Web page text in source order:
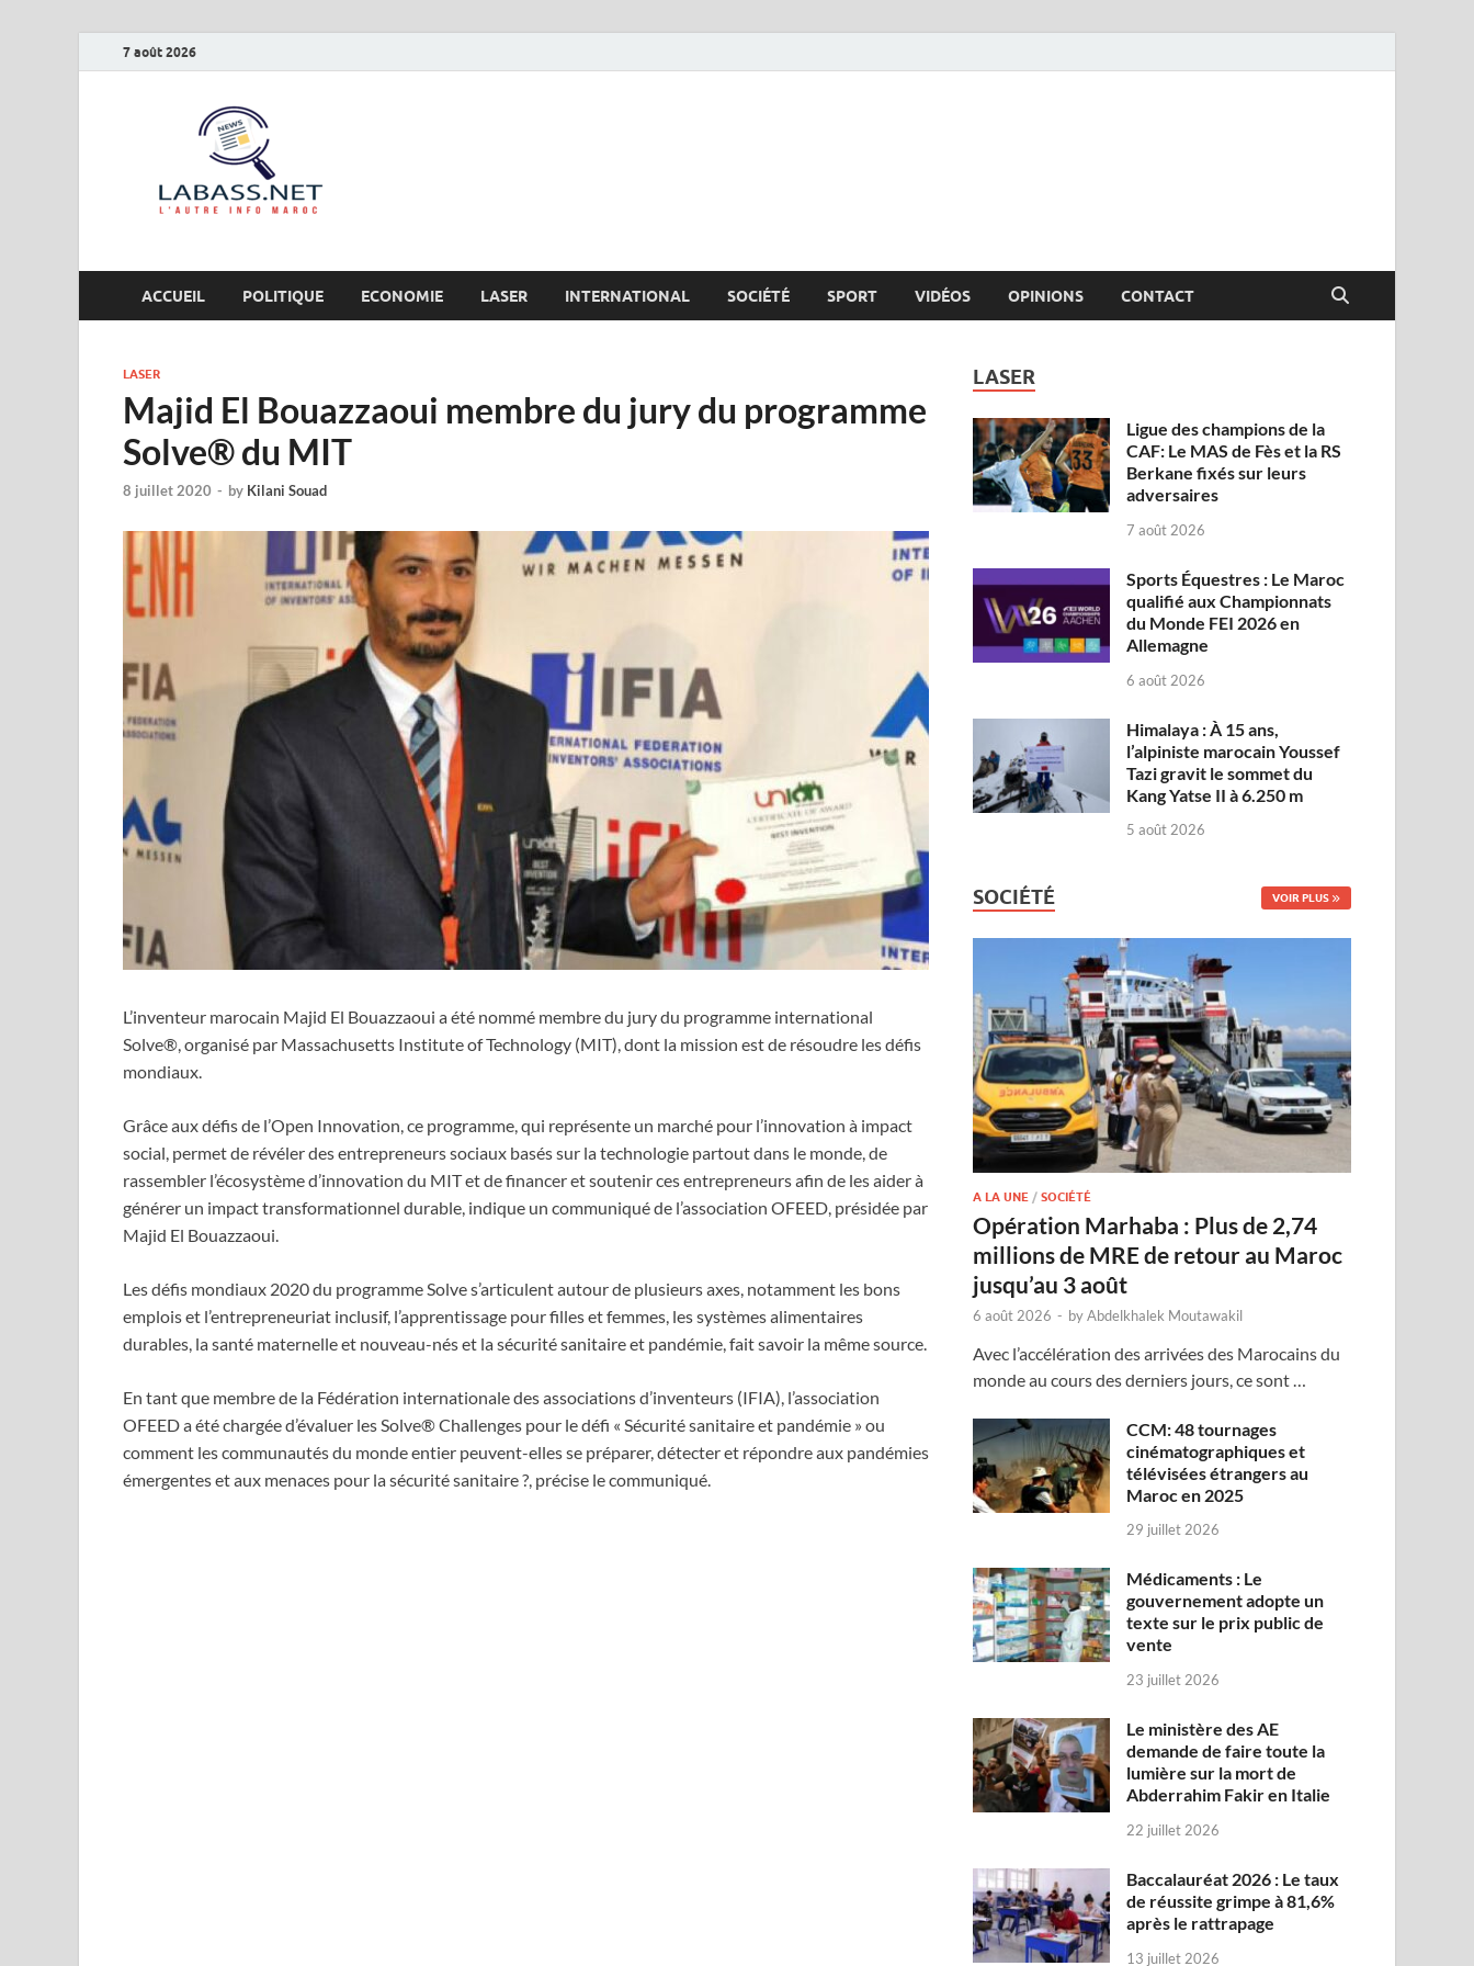
7 août 2026
ACCUEIL POLITIQUE ECONOMIE LASER INTERNATIONAL SOCIÉTÉ SPORT VIDÉOS OPINIONS CONTACT
LASER
Majid El Bouazzaoui membre du jury du programme
Solve® du MIT
8 juillet 2020 - by Kilani Souad
L’inventeur marocain Majid El Bouazzaoui a été nommé membre du jury du programme international
Solve®, organisé par Massachusetts Institute of Technology (MIT), dont la mission est de résoudre les défis
mondiaux.
Grâce aux défis de l’Open Innovation, ce programme, qui représente un marché pour l’innovation à impact
social, permet de révéler des entrepreneurs sociaux basés sur la technologie partout dans le monde, de
rassembler l’écosystème d’innovation du MIT et de financer et soutenir ces entrepreneurs afin de les aider à
générer un impact transformationnel durable, indique un communiqué de l’association OFEED, présidée par
Majid El Bouazzaoui.
Les défis mondiaux 2020 du programme Solve s’articulent autour de plusieurs axes, notamment les bons
emplois et l’entrepreneuriat inclusif, l’apprentissage pour filles et femmes, les systèmes alimentaires
durables, la santé maternelle et nouveau-nés et la sécurité sanitaire et pandémie, fait savoir la même source.
En tant que membre de la Fédération internationale des associations d’inventeurs (IFIA), l’association
OFEED a été chargée d’évaluer les Solve® Challenges pour le défi « Sécurité sanitaire et pandémie » ou
comment les communautés du monde entier peuvent-elles se préparer, détecter et répondre aux pandémies
émergentes et aux menaces pour la sécurité sanitaire ?, précise le communiqué.
LASER
Ligue des champions de la
CAF: Le MAS de Fès et la RS
Berkane fixés sur leurs
adversaires
7 août 2026
Sports Équestres : Le Maroc
qualifié aux Championnats
du Monde FEI 2026 en
Allemagne
6 août 2026
Himalaya : À 15 ans,
l’alpiniste marocain Youssef
Tazi gravit le sommet du
Kang Yatse II à 6.250 m
5 août 2026
SOCIÉTÉ VOIR PLUS
A LA UNE /SOCIÉTÉ
Opération Marhaba : Plus de 2,74
millions de MRE de retour au Maroc
jusqu’au 3 août
6 août 2026 - byAbdelkhalek Moutawakil
Avec l’accélération des arrivées des Marocains du
monde au cours des derniers jours, ce sont …
CCM: 48 tournages
cinématographiques et
télévisées étrangers au
Maroc en 2025
29 juillet 2026
Médicaments : Le
gouvernement adopte un
texte sur le prix public de
vente
23 juillet 2026
Le ministère des AE
demande de faire toute la
lumière sur la mort de
Abderrahim Fakir en Italie
22 juillet 2026
Baccalauréat 2026 : Le taux
de réussite grimpe à 81,6%
après le rattrapage
13 juillet 2026